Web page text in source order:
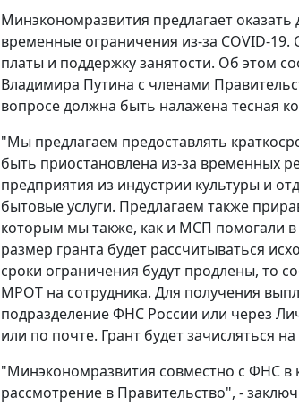
Минэкономразвития предлагает
временные ограничения из-за COVID-
платы и поддержку занятости. Об этом
Владимира Путина с членами
вопросе должна быть налажена тесная
"Мы предлагаем предоставлять
быть приостановлена из-за временных
предприятия из индустрии культуры и
бытовые услуги. Предлагаем также
которым мы также, как и МСП помогали
размер гранта будет рассчитываться
сроки ограничения будут продлены, то
МРОТ на сотрудника. Для получения
подразделение ФНС России или через
или по почте. Грант будет зачисляться
"Минэкономразвития совместно с ФНС в
рассмотрение в Правительство", -